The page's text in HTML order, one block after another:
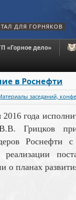
ДЛЯ ГОРНЯКОВ
«Горное дело»
в Роснефти
заседаний,
2016 года
Грицков
Роснефти
реализации
о планах